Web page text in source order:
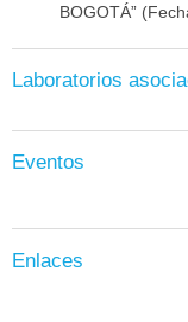
BOGOTÁ”
Laboratorios
Eventos
Enlaces